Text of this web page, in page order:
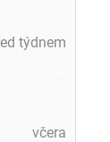
týdnem
včera